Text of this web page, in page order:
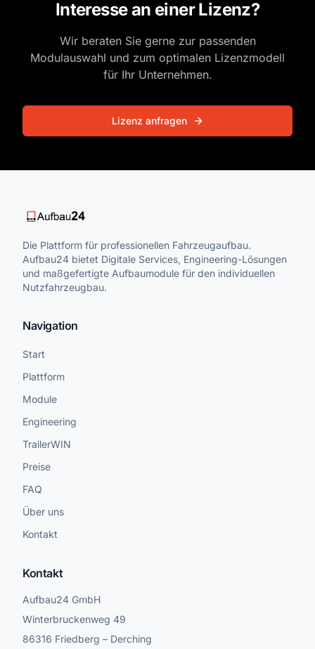
Interesse an einer Lizenz?
Wir beraten Sie gerne zur passenden
Modulauswahl und zum optimalen Lizenzmodell
für Ihr Unternehmen.
Lizenz anfragen
Die Plattform für professionellen Fahrzeugaufbau.
Aufbau24 bietet Digitale Services, Engineering-Lösungen
und maßgefertigte Aufbaumodule für den individuellen
Nutzfahrzeugbau.
Navigation
Start
Plattform
Module
Engineering
TrailerWIN
Preise
FAQ
Über uns
Kontakt
Kontakt
Aufbau24 GmbH
Winterbruckenweg 49
86316 Friedberg – Derching